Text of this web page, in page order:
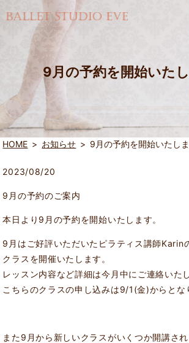
9月の予約を開始いたし
HOME お知らせ 9月の予約を開始いたしま
2023/08/20
9月の予約のご案内
本日より9月の予約を開始いたします。
9月はご好評いただいたピラティス講師Karin
クラスを開催いたします。
レッスン内容など詳細は今月中にご連絡いた
こちらのクラスの申し込みは9/1(金)からとな
また9月から新しいクラスがいくつか開講さ